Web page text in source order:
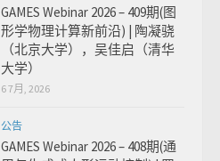
GAMES Webinar 2026 – 409期(图
形学物理计算新前沿) | 陶凝骁
（北京大学），吴佳启（清华
大学）
6 7月, 2026
公告
GAMES Webinar 2026 – 408期(通